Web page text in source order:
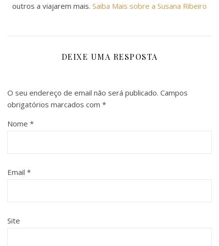
outros a viajarem mais. Saiba Mais sobre a Susana Ribeiro
DEIXE UMA RESPOSTA
O seu endereço de email não será publicado. Campos
obrigatórios marcados com *
Nome *
Email *
Site